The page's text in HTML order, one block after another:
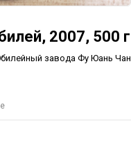
2007, 500 г
завода Фу Юань Чан